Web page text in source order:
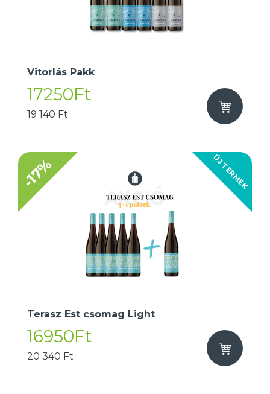
Vitorlás Pakk
17250Ft
19 140 Ft
ÚJ TERMÉK
-17%
Terasz Est csomag Light
16950Ft
20 340 Ft